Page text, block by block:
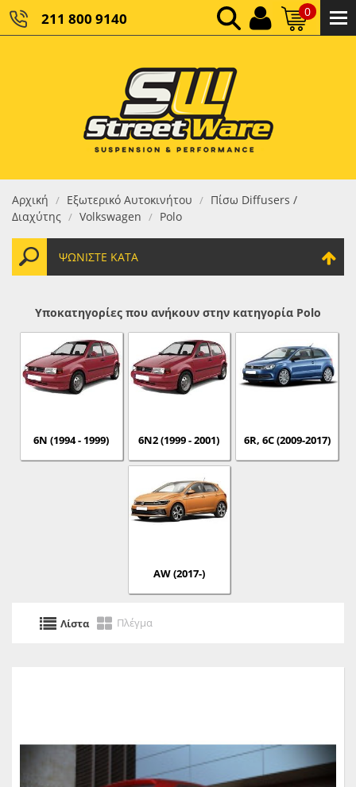
211 800 9140 0
ΚΑΘΑΡΌ ΣΎΝΟΛΟ:
ΤΕΛΙΚΌ ΣΎΝΟΛΟ:0,00 €
Αρχική / Εξωτερικό Αυτοκινήτου / Πίσω Diffusers /
Διαχύτης / Volkswagen / Polo
ΨΩΝΊΣΤΕ ΚΑΤΆ
Υποκατηγορίες που ανήκουν στην κατηγορία Polo
6N (1994 - 1999) 6N2 (1999 - 2001) 6R, 6C (2009-2017)
AW (2017-)
Λίστα Πλέγμα